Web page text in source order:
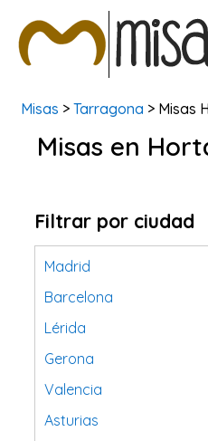
BUSCAR MISAS
Misas > Tarragona > Misas
Misas en
Filtrar por ciudad
Madrid
Barcelona
Lérida
Gerona
Valencia
Asturias